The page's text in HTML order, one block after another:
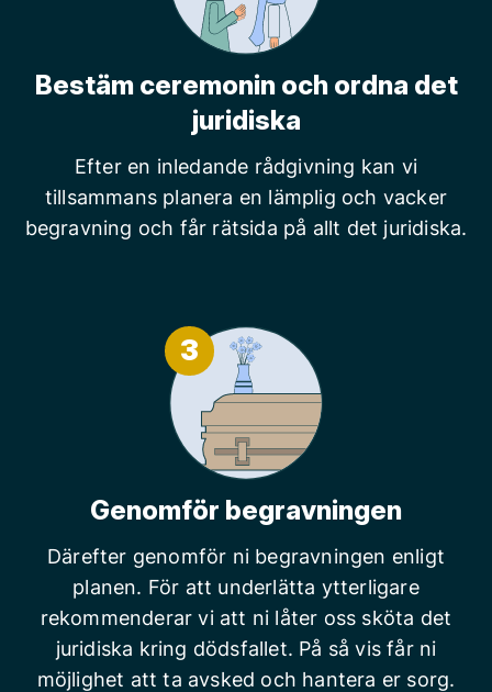
Bestäm ceremonin och ordna det
juridiska
Efter en inledande rådgivning kan vi
tillsammans planera en lämplig och vacker
begravning och får rätsida på allt det juridiska.
3
Genomför begravningen
Därefter genomför ni begravningen enligt
planen. För att underlätta ytterligare
rekommenderar vi att ni låter oss sköta det
juridiska kring dödsfallet. På så vis får ni
möjlighet att ta avsked och hantera er sorg.